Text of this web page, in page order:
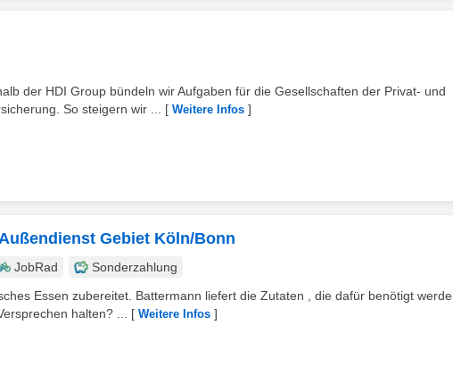
der HDI Group bündeln wir Aufgaben für die Gesellschaften der Privat- und
So steigern wir ...
[ Weitere Infos ]
Gebiet Köln/Bonn
JobRad
Sonderzahlung
Essen zubereitet. Battermann liefert die Zutaten , die dafür benötigt
halten? ...
[ Weitere Infos ]